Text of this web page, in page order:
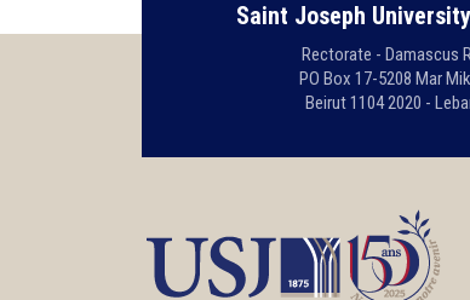
Saint Joseph
Rectorate - Damascus
PO Box 17-5208 Mar
Beirut 1104 2020 -